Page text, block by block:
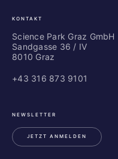
KONTAKT
Science Park Graz GmbH
Sandgasse 36 / IV
8010 Graz
+43 316 873 9101
NEWSLETTER
JETZT ANMELDEN